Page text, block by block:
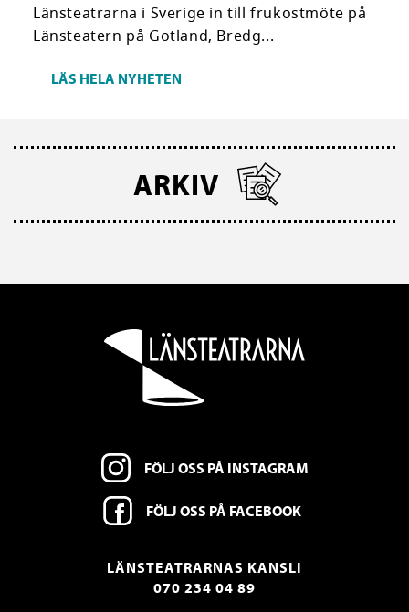
Länsteatrarna i Sverige in till frukostmöte på
Länsteatern på Gotland, Bredg...
LÄS HELA NYHETEN
ARKIV
FÖLJ OSS PÅ INSTAGRAM
FÖLJ OSS PÅ FACEBOOK
LÄNSTEATRARNAS KANSLI
070 234 04 89